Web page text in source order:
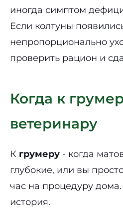
иногда симптом
Если колтуны
непропорционально
проверить рацион и
Когда к
ветеринару
К грумеру - когда
глубокие, или вы
час на процедуру
история.